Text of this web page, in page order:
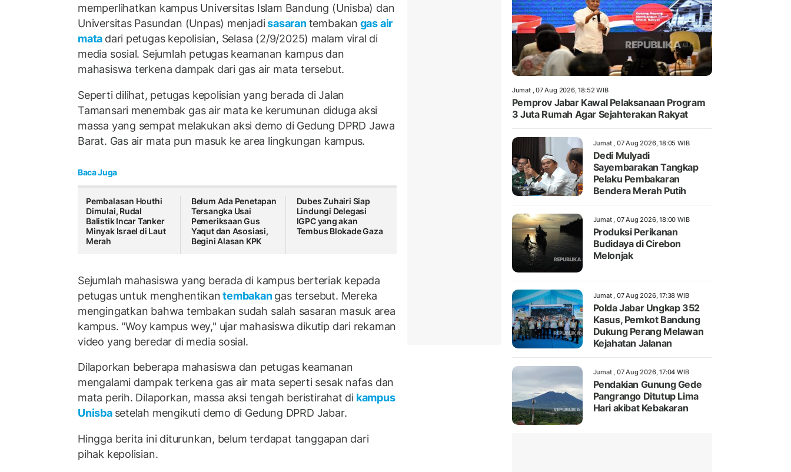
memperlihatkan kampus Universitas Islam Bandung (Unisba) dan
Universitas Pasundan (Unpas) menjadisasarantembakan gas air
mata dari petugas kepolisian, Selasa (2/9/2025) malam viral di
media sosial. Sejumlah petugas keamanan kampus dan
mahasiswa terkena dampak dari gas air mata tersebut.
Seperti dilihat, petugas kepolisian yang berada di Jalan
Tamansari menembak gas air mata ke kerumunan diduga aksi
massa yang sempat melakukan aksi demo di Gedung DPRD Jawa
Barat. Gas air mata pun masuk ke area lingkungan kampus.
Baca Juga
Pembalasan Houthi
Dimulai, Rudal
Balistik Incar Tanker
Minyak Israel di Laut
Merah
Belum Ada Penetapan
Tersangka Usai
Pemeriksaan Gus
Yaqut dan Asosiasi,
Begini Alasan KPK
Dubes Zuhairi Siap
Lindungi Delegasi
IGPC yang akan
Tembus Blokade Gaza
Sejumlah mahasiswa yang berada di kampus berteriak kepada
petugas untuk menghentikantembakangas tersebut. Mereka
mengingatkan bahwa tembakan sudah salah sasaran masuk area
kampus. "Woy kampus wey," ujar mahasiswa dikutip dari rekaman
video yang beredar di media sosial.
Dilaporkan beberapa mahasiswa dan petugas keamanan
mengalami dampak terkena gas air mata seperti sesak nafas dan
mata perih. Dilaporkan, massa aksi tengah beristirahat di kampus
Unisba setelah mengikuti demo di Gedung DPRD Jabar.
Hingga berita ini diturunkan, belum terdapat tanggapan dari
pihak kepolisian.
Jumat , 07 Aug 2026, 18:52 WIB
Pemprov Jabar Kawal Pelaksanaan Program
3 Juta Rumah Agar Sejahterakan Rakyat
Jumat , 07 Aug 2026, 18:05 WIB
Dedi Mulyadi
Sayembarakan Tangkap
Pelaku Pembakaran
Bendera Merah Putih
Jumat , 07 Aug 2026, 18:00 WIB
Produksi Perikanan
Budidaya di Cirebon
Melonjak
Jumat , 07 Aug 2026, 17:38 WIB
Polda Jabar Ungkap 352
Kasus, Pemkot Bandung
Dukung Perang Melawan
Kejahatan Jalanan
Jumat , 07 Aug 2026, 17:04 WIB
Pendakian Gunung Gede
Pangrango Ditutup Lima
Hari akibat Kebakaran